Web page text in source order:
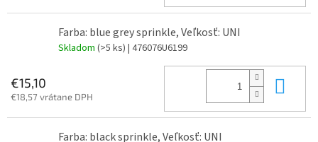
Farba: blue grey sprinkle, Veľkosť: UNI
Skladom (>5 ks) | 476076U6199
€15,10
€18,57 vrátane DPH
Farba: black sprinkle, Veľkosť: UNI